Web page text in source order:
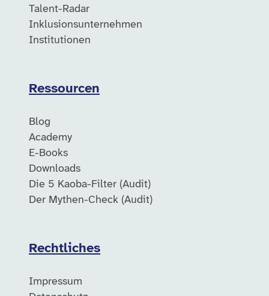
Talent-Radar
Inklusionsunternehmen
Institutionen
Ressourcen
Blog
Academy
E-Books
Downloads
Die 5 Kaoba-Filter (Audit)
Der Mythen-Check (Audit)
Rechtliches
Impressum